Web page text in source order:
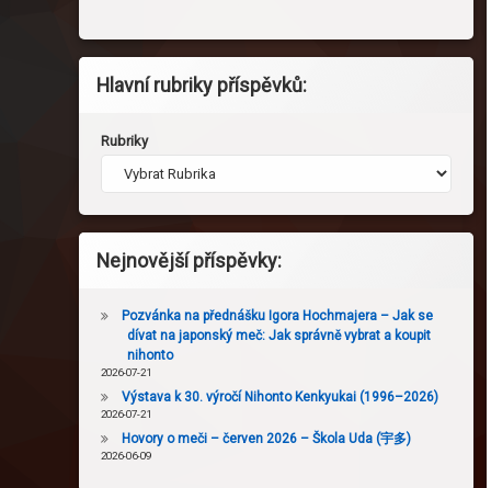
Hlavní rubriky příspěvků:
Rubriky
Nejnovější příspěvky:
Pozvánka na přednášku Igora Hochmajera – Jak se
dívat na japonský meč: Jak správně vybrat a koupit
nihonto
2026-07-21
Výstava k 30. výročí Nihonto Kenkyukai (1996–2026)
2026-07-21
Hovory o meči – červen 2026 – Škola Uda (宇多)
2026-06-09